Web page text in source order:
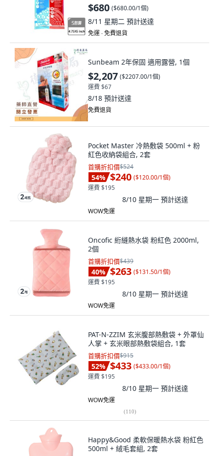
$680 ($680.00/1個)
8/11 星期二 預計送達
免運 ∙ 免費退貨
Sunbeam 2年保固 適用露營, 1個
$2,207 ($2207.00/1個)
運費 $67
8/18 預計送達
免費退貨
Pocket Master 冷熱敷袋 500ml + 粉
紅色收納袋組合, 2套
首購折扣價$524
54% $240 ($120.00/1個)
運費 $195
8/10 星期一 預計送達
WOW免運
Oncofic 絎縫熱水袋 粉紅色 2000ml,
2個
首購折扣價$439
40% $263 ($131.50/1個)
運費 $195
8/10 星期一 預計送達
WOW免運
PAT-N-ZZIM 玄米腹部熱敷袋 + 外罩仙
人掌 + 玄米眼部熱敷袋組合, 1套
首購折扣價$915
52% $433 ($433.00/1個)
運費 $195
8/10 星期一 預計送達
WOW免運
(110)
Happy&Good 柔軟保暖熱水袋 粉紅色
500ml + 絨毛套組, 2套